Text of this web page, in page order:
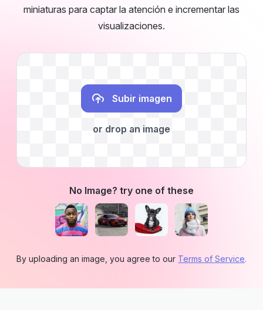
miniaturas para captar la atención e incrementar las
visualizaciones.
Subir imagen
or drop an image
No Image? try one of these
By uploading an image, you agree to our Terms of Service.